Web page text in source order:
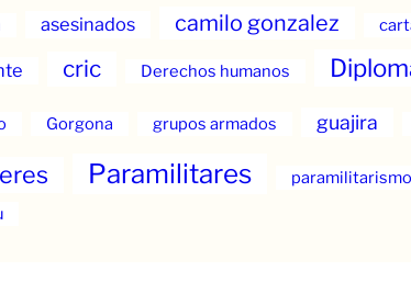
asesinados camilo gonzalez
cric Derechos humanos
Gorgona grupos armados guajira
Paramilitares paramilitarismo